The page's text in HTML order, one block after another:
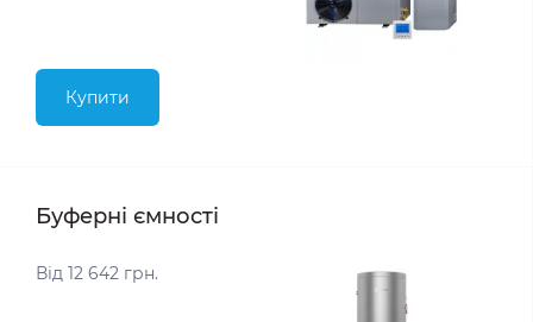
Купити
Буферні ємності
Від 12 642 грн.